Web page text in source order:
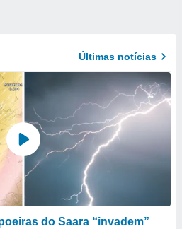
Últimas notícias
do Saara “invadem”